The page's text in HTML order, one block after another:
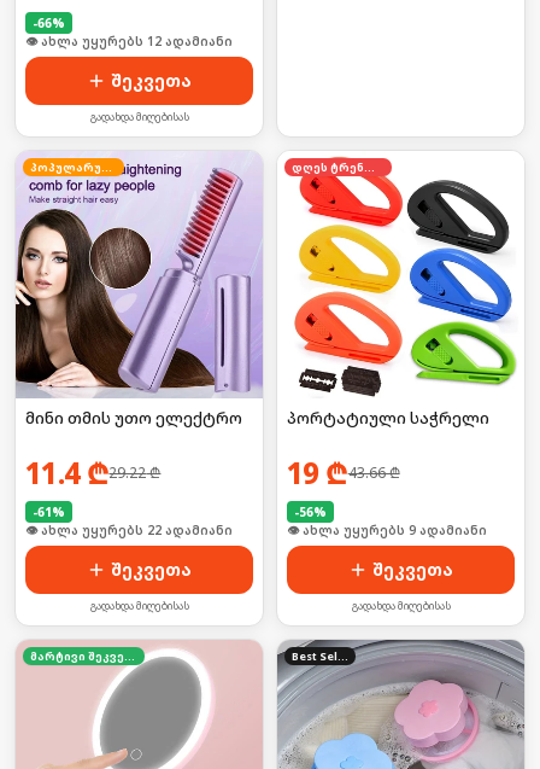
-66%
🛒 ბოლო 24სთ-ში იყიდა 21-მა
შეკვეთა
გადახდა მიღებისას
მინი თმის უთო ელექტრო
11.4₾29.22₾
-61%
🛒 ბოლო 24სთ-ში იყიდა 29-მა
შეკვეთა
გადახდა მიღებისას
პორტატიული საჭრელი
19 ₾43.66₾
-56%
🛒 ბოლო 24სთ-ში იყიდა 14-მა
შეკვეთა
გადახდა მიღებისას